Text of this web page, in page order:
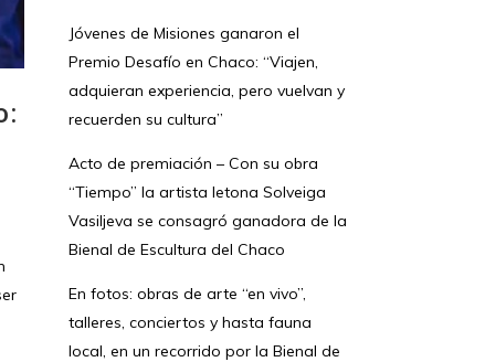
Jóvenes de Misiones ganaron el
Premio Desafío en Chaco: “Viajen,
adquieran experiencia, pero vuelvan y
recuerden su cultura”
Acto de premiación – Con su obra
“Tiempo” la artista letona Solveiga
Vasiljeva se consagró ganadora de la
Bienal de Escultura del Chaco
En fotos: obras de arte “en vivo”,
talleres, conciertos y hasta fauna
local, en un recorrido por la Bienal de